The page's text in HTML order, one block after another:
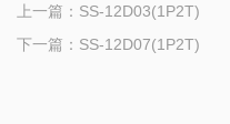
上一篇： SS-12D03(1P2T)
下一篇： SS-12D07(1P2T)